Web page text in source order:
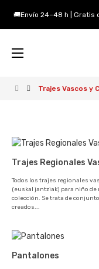
🚚Envío 24–48 h | Gratis
Navegación
☰
Trajes Vascos y
Trajes Regionales
Todos los trajes regionales
(euskal jantziak) para niño de
colección. Se trata de
creados...
Pantalones